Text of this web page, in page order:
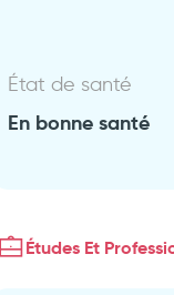
État de santé
En bonne santé
Études Et